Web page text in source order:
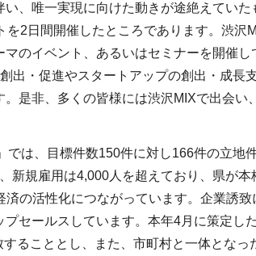
、唯一実現に向けた動きが途絶えていた
2日間開催したところであります。渋沢
のイベント、あるいはセミナーを開催し
出・促進やスタートアップの創出・成長
是非、多くの皆様には渋沢MIXで出会い
は、目標件数150件に対し166件の立地
新規雇用は4,000人を超えており、県が本
の活性化につながっています。企業誘致
セールスしています。本年4月に策定し
ることとし、また、市町村と一体となっ